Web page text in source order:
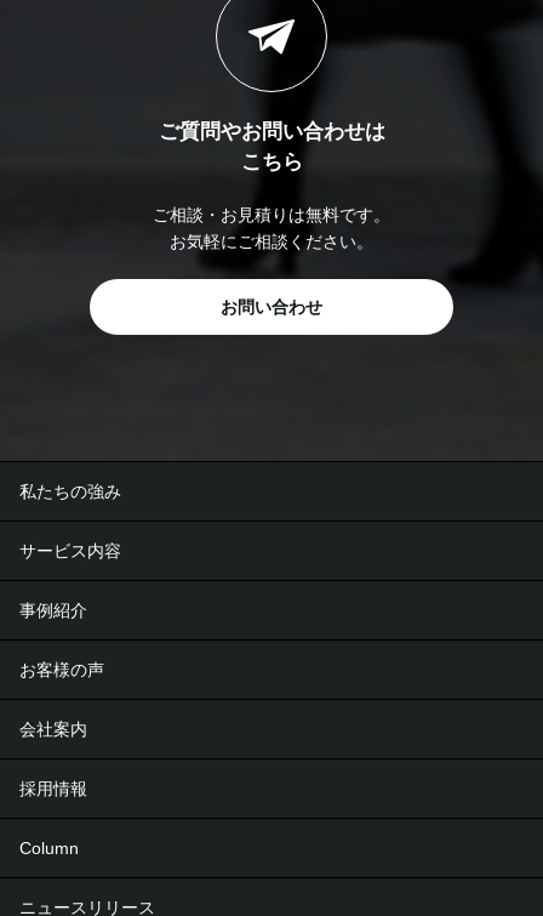
ご質問やお問い合わせは
こちら
ご相談・お見積りは無料です。
お気軽にご相談ください。
お問い合わせ
私たちの強み
サービス内容
事例紹介
お客様の声
会社案内
採用情報
Column
ニュースリリース